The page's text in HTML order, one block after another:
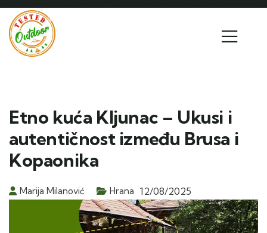
Etno kuća Kljunac – Ukusi i
autentičnost između Brusa i
Kopaonika
Marija Milanović Hrana 12/08/2025